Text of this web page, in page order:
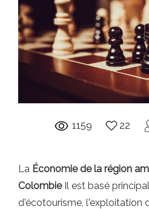
1159 22
La Économie de la région
ColombieIl est basé
d'écotourisme, l'exploitation